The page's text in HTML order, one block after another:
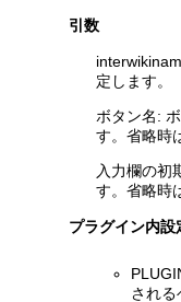
引数
定します。
ボタン名:
す。省略時
入力欄の初
す。省略時
プラグイン内設
される